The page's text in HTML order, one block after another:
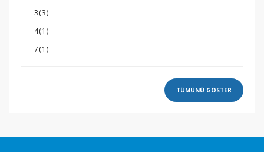
3(3)
4(1)
7(1)
TÜMÜNÜ GÖSTER